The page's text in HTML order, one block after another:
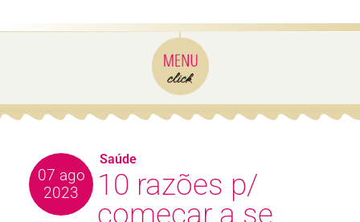
07 ago
2023
10 razões p/
começar a se
Saúde